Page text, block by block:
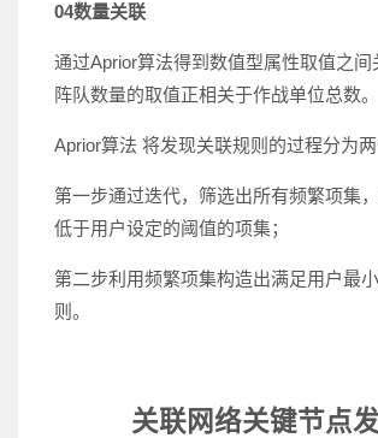
04数量关联
通过Aprior算法得到数值型属性取值之间
阵队数量的取值正相关于作战单位总数。
Aprior算法 将发现关联规则的过程分为两
第一步通过迭代，筛选出所有频繁项集
低于用户设定的阈值的项集；
第二步利用频繁项集构造出满足用户最
则。
关联网络关键节点